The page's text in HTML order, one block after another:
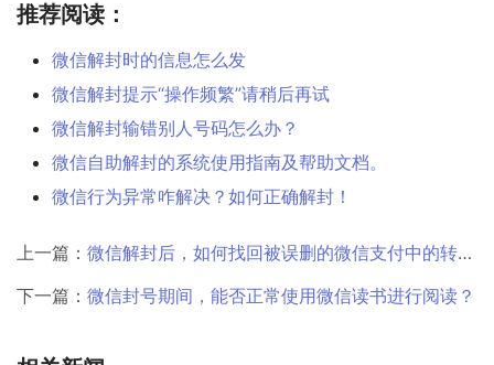
推荐阅读：
微信解封时的信息怎么发
微信解封提示“操作频繁”请稍后再试
微信解封输错别人号码怎么办？
微信自助解封的系统使用指南及帮助文档。
微信行为异常咋解决？如何正确解封！
上一篇： 微信解封后，如何找回被误删的微信支付中的转账记录及收款记录？
下一篇： 微信封号期间，能否正常使用微信读书进行阅读？